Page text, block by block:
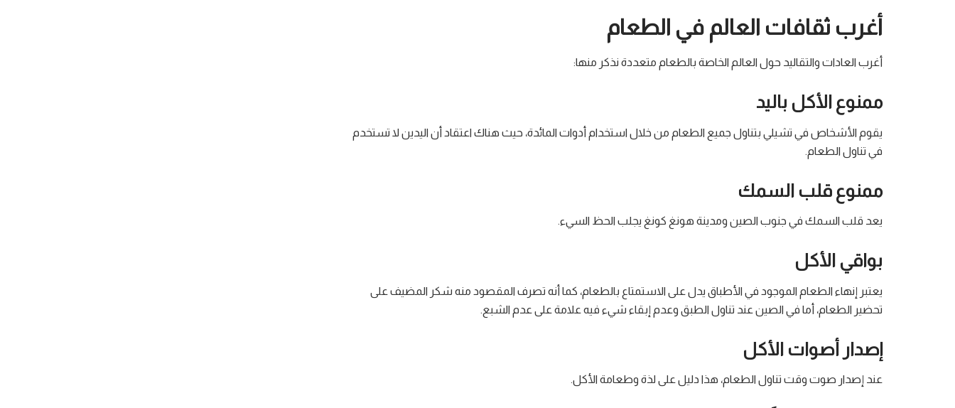
أغرب ثقافات العالم في الطعام
أغرب العادات والتقاليد حول العالم الخاصة بالطعام متعددة نذكر منها:
ممنوع الأكل باليد
يقوم الأشخاص في تشيلي بتناول جميع الطعام من خلال استخدام أدوات المائدة، حيث هناك اعتقاد أن اليدين لا تستخدم
في تناول الطعام.
ممنوع قلب السمك
يعد قلب السمك في جنوب الصين ومدينة هونغ كونغ يجلب الحظ السيء.
بواقي الأكل
يعتبر إنهاء الطعام الموجود في الأطباق يدل على الاستمتاع بالطعام، كما أنه تصرف المقصود منه شكر المضيف على
تحضير الطعام، أما في الصين عند تناول الطبق وعدم إبقاء شيء فيه علامة على عدم الشبع.
إصدار أصوات الأكل
عند إصدار صوت وقت تناول الطعام، هذا دليل على لذة وطعامة الأكل.